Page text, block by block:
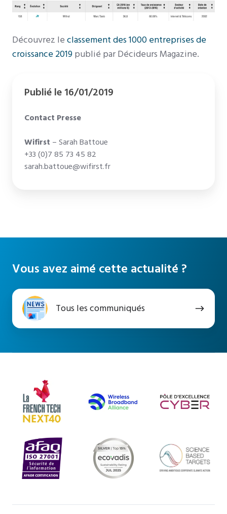
Découvrez le classement des 1000 entreprises de
croissance 2019 publié par Décideurs Magazine.
Publié le 16/01/2019
Contact Presse
Wifirst – Sarah Battoue
+33 (0)7 85 73 45 82
sarah.battoue@wifirst.fr
Vous avez aimé cette actualité ?
Tous les communiqués
Tous
les
communiqués